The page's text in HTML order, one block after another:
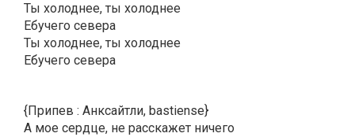
Ты холоднее, ты холоднее
Ебучего севера
Ты холоднее, ты холоднее
Ебучего севера
{Припев : Анксайтли, bastiense}
А мое сердце, не расскажет ничего